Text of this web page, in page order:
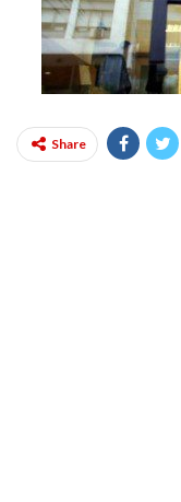
Share